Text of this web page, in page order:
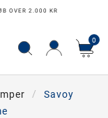
OVER 2.000 KR
0
Savoy